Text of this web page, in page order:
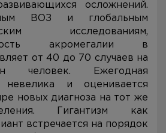
осложнений.
ВОЗ и глобальным
исследованиям,
акромегалии в
от 40 до 70 случаев на
человек. Ежегодная
невелика и оценивается
новых диагноза на тот же
Гигантизм как
встречается на порядок